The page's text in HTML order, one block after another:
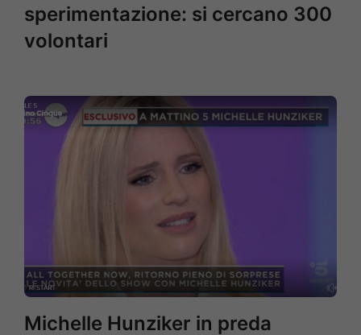
sperimentazione: si cercano 300
volontari
Michelle Hunziker in preda